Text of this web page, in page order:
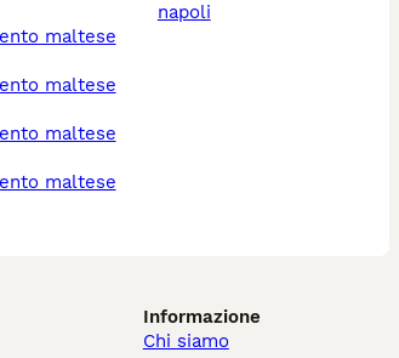
napoli
Informazione
Chi siamo